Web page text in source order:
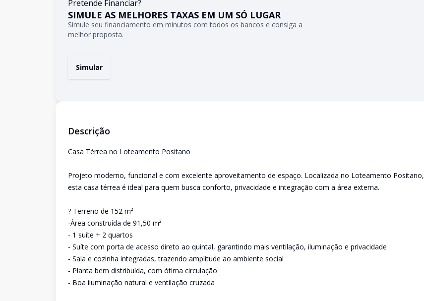
Pretende Financiar?
SIMULE AS MELHORES TAXAS EM UM SÓ LUGAR
Simule seu financiamento em minutos com todos os bancos e consiga a
melhor proposta.
Simular
Descrição
Casa Térrea no Loteamento Positano
Projeto moderno, funcional e com excelente aproveitamento de espaço. Localizada no Loteamento Positano,
esta casa térrea é ideal para quem busca conforto, privacidade e integração com a área externa.
? Terreno de 152 m²
-Área construída de 91,50 m²
- 1 suíte + 2 quartos
- Suíte com porta de acesso direto ao quintal, garantindo mais ventilação, iluminação e privacidade
- Sala e cozinha integradas, trazendo amplitude ao ambiente social
- Planta bem distribuída, com ótima circulação
- Boa iluminação natural e ventilação cruzada